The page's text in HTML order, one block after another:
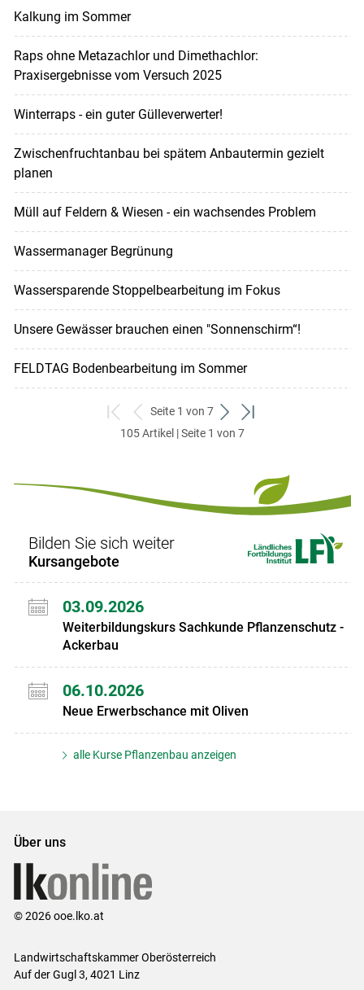
Kalkung im Sommer
Raps ohne Metazachlor und Dimethachlor:
Praxisergebnisse vom Versuch 2025
Winterraps - ein guter Gülleverwerter!
Zwischenfruchtanbau bei spätem Anbautermin gezielt
planen
Müll auf Feldern & Wiesen - ein wachsendes Problem
Wassermanager Begrünung
Wassersparende Stoppelbearbeitung im Fokus
Unsere Gewässer brauchen einen "Sonnenschirm“!
FELDTAG Bodenbearbeitung im Sommer
zum
ersten
zurück
zum
Seite 1 von 7
weiter
zum
zum
105 Artikel | Seite 1 von 7
Bilden Sie sich weiter
Kursangebote
03.09.2026
Weiterbildungskurs Sachkunde Pflanzenschutz -
Ackerbau
06.10.2026
Neue Erwerbschance mit Oliven
alle Kurse Pflanzenbau anzeigen
Über uns
© 2026 ooe.lko.at
Landwirtschaftskammer Oberösterreich
Auf der Gugl 3, 4021 Linz